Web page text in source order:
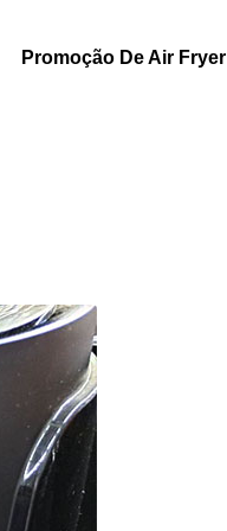
Promoção De Air Fryer